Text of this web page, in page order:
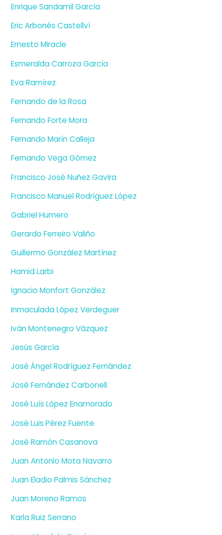
Enrique Sandamil García
Eric Arbonés Castellví
Ernesto Miracle
Esmeralda Carroza García
Eva Ramírez
Fernando de la Rosa
Fernando Forte Mora
Fernando Marín Calleja
Fernando Vega Gómez
Francisco José Nuñez Gavira
Francisco Manuel Rodríguez López
Gabriel Humero
Gerardo Ferreiro Valiño
Guillermo González Martínez
Hamid Larbi
Ignacio Monfort González
Inmaculada López Verdeguer
Iván Montenegro Vázquez
Jesús García
José Ángel Rodríguez Fernández
José Fernández Carbonell
José Luís López Enamorado
José Luis Pérez Fuente
José Ramón Casanova
Juan Antonio Mota Navarro
Juan Eladio Palmis Sánchez
Juan Moreno Ramos
Karla Ruiz Serrano